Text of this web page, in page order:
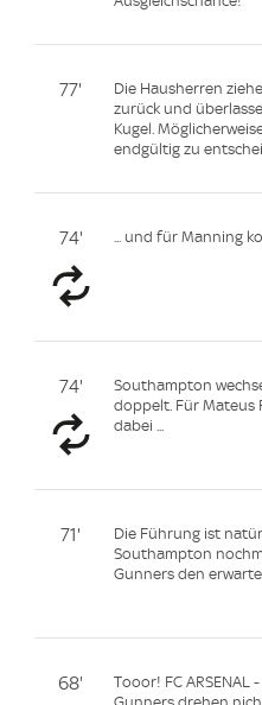
77'
Die Hausherren
zurück und
Kugel.
endgültig zu
74' ... und für Manning
74'
Southampton
doppelt. Für Mateus
dabei ...
71'
Die Führung ist
Southampton
Gunners den
68'
Tooor! FC ARSENAL